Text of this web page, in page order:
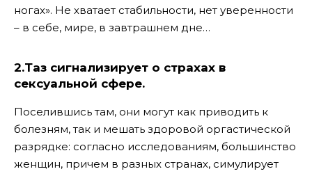
ногах». Не хватает стабильности, нет уверенности
– в себе, мире, в завтрашнем дне…
2.Таз сигнализирует о страхах в
сексуальной сфере.
Поселившись там, они могут как приводить к
болезням, так и мешать здоровой оргастической
разрядке: согласно исследованиям, большинство
женщин, причем в разных странах, симулирует